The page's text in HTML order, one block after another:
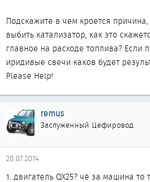
Подскажите в чем кроется
выбить катализатор, как это
главное на расходе топлива? Если
иридивые свечи каков будет
Please Help!
remus
Заслуженный Цефировод
20.07.2014
1. двигатель QX25? чё за машина то